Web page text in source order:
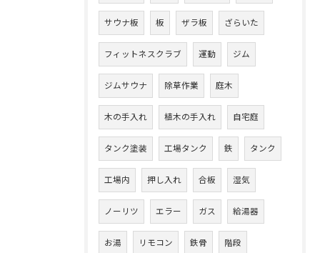
サウナ板 板 ザラ板 ざらいた
フィットネスクラブ 運動 ジム
ジムサウナ 除草作業 庭木
木の手入れ 植木の手入れ 自宅庭
タンク塗装 工場タンク 鉄 タンク
工場内 押し入れ 合板 湿気
ノーリツ エラー ガス 給湯器
お湯 リモコン 鉄骨 階段